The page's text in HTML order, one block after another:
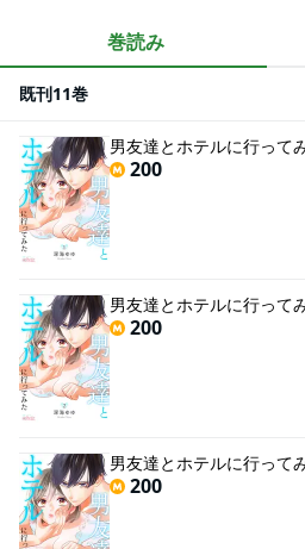
☆【桃色日記】巻読み
既刊11巻
男友達とホテルに行って
200
男友達とホテルに行って
200
男友達とホテルに行って
200